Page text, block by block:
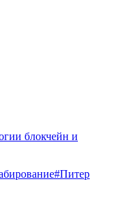
блокчейн и
#Питер